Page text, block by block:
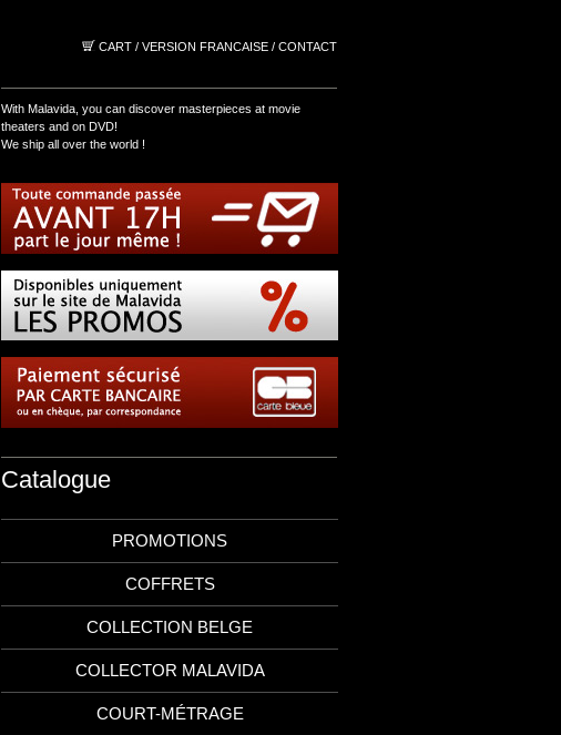
CART / VERSION FRANCAISE / CONTACT
With Malavida, you can discover masterpieces at movie
theaters and on DVD!
We ship all over the world !
Catalogue
PROMOTIONS
COFFRETS
COLLECTION BELGE
COLLECTOR MALAVIDA
COURT-MÉTRAGE